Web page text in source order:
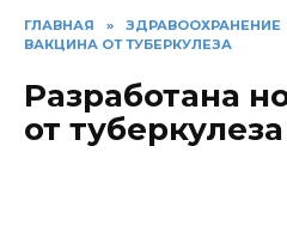
ГЛАВНАЯ » ЗДРАВООХРАНЕНИЕ
ВАКЦИНА ОТ ТУБЕРКУЛЕЗА
Разработана
от туберкулеза